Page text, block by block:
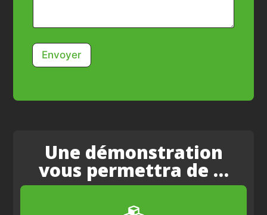
Envoyer
Une démonstration
vous permettra de …